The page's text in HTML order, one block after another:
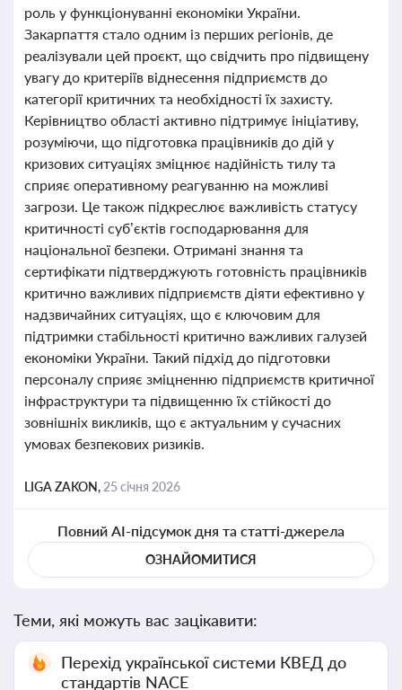
роль у функціонуванні економіки України.
Закарпаття стало одним із перших регіонів, де
реалізували цей проєкт, що свідчить про підвищену
увагу до критеріїв віднесення підприємств до
категорії критичних та необхідності їх захисту.
Керівництво області активно підтримує ініціативу,
розуміючи, що підготовка працівників до дій у
кризових ситуаціях зміцнює надійність тилу та
сприяє оперативному реагуванню на можливі
загрози. Це також підкреслює важливість статусу
критичності суб’єктів господарювання для
національної безпеки. Отримані знання та
сертифікати підтверджують готовність працівників
критично важливих підприємств діяти ефективно у
надзвичайних ситуаціях, що є ключовим для
підтримки стабільності критично важливих галузей
економіки України. Такий підхід до підготовки
персоналу сприяє зміцненню підприємств критичної
інфраструктури та підвищенню їх стійкості до
зовнішніх викликів, що є актуальним у сучасних
умовах безпекових ризиків.
LIGA ZAKON, 25 січня 2026
Повний AI-підсумок дня та статті-джерела
ОЗНАЙОМИТИСЯ
Теми, які можуть вас зацікавити:
Перехід української системи КВЕД до
стандартів NACE